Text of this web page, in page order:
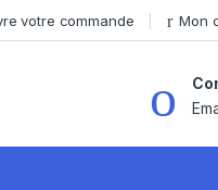
votre commande Mon